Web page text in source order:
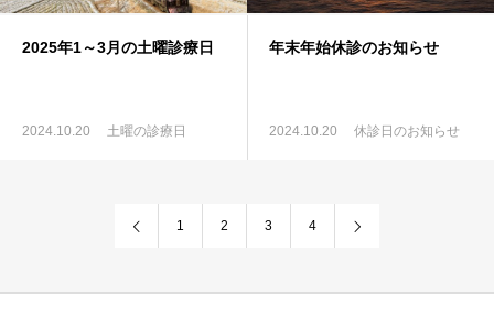
2025年1～3月の土曜診療日
2024.10.20 土曜の診療日
年末年始休診のお知らせ
2024.10.20 休診日のお知らせ
1 2 3 4